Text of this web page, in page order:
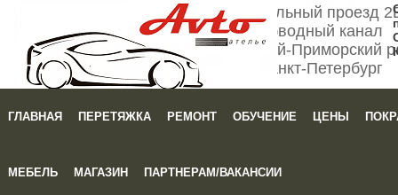
Мебельный проезд
Обводный канал
Кировский-Приморский
Санкт-Петербург
ГЛАВНАЯ ПЕРЕТЯЖКА РЕМОНТ ОБУЧЕНИЕ ЦЕНЫ
МЕБЕЛЬ МАГАЗИН ПАРТНЕРАМ/ВАКАНСИИ